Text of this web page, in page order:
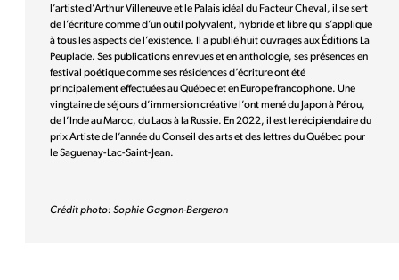
l’artiste d’Arthur Villeneuve et le Palais idéal du Facteur Cheval, il se sert
de l’écriture comme d’un outil polyvalent, hybride et libre qui s’applique
à tous les aspects de l’existence. Il a publié huit ouvrages aux Éditions La
Peuplade. Ses publications en revues et en anthologie, ses présences en
festival poétique comme ses résidences d’écriture ont été
principalement effectuées au Québec et en Europe francophone. Une
vingtaine de séjours d’immersion créative l’ont mené du Japon à Pérou,
de l’Inde au Maroc, du Laos à la Russie. En 2022, il est le récipiendaire du
prix Artiste de l’année du Conseil des arts et des lettres du Québec pour
le Saguenay-Lac-Saint-Jean.
Crédit photo: Sophie Gagnon-Bergeron